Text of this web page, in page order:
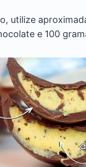
utilize
e 100